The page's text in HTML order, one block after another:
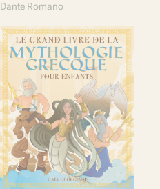
tactiques, les ouvertures,
et l’histoire du jeu d’échecs
Dante Romano